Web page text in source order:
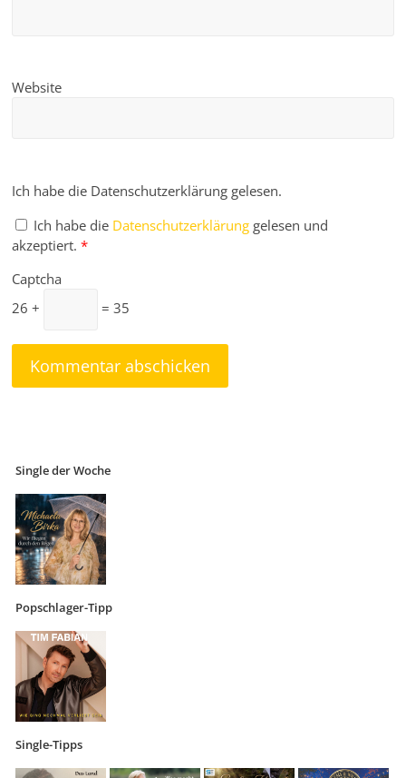
Website
Ich habe die Datenschutzerklärung gelesen.
Ich habe die Datenschutzerklärung gelesen und
akzeptiert. *
Captcha
26 +
= 35
Single der Woche
Popschlager-Tipp
Single-Tipps